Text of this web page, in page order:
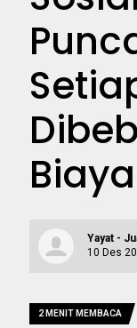
Yayat -
10 Des
2 MENIT MEMBACA